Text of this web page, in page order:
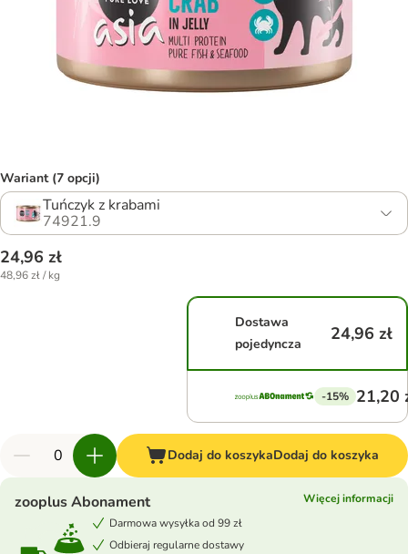
Wariant (7 opcji)
Tuńczyk z krabami
74921.9
24,96 zł
48,96 zł / kg
Dostawa
pojedyncza
24,96 zł
-15% 21,20
Dodaj do koszykaDodaj do koszyka
zooplus Abonament
Więcej informacji
Darmowa wysyłka od 99 zł
Odbieraj regularne dostawy